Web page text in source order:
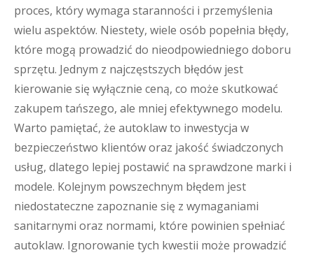
proces, który wymaga staranności i przemyślenia
wielu aspektów. Niestety, wiele osób popełnia błędy,
które mogą prowadzić do nieodpowiedniego doboru
sprzętu. Jednym z najczęstszych błędów jest
kierowanie się wyłącznie ceną, co może skutkować
zakupem tańszego, ale mniej efektywnego modelu.
Warto pamiętać, że autoklaw to inwestycja w
bezpieczeństwo klientów oraz jakość świadczonych
usług, dlatego lepiej postawić na sprawdzone marki i
modele. Kolejnym powszechnym błędem jest
niedostateczne zapoznanie się z wymaganiami
sanitarnymi oraz normami, które powinien spełniać
autoklaw. Ignorowanie tych kwestii może prowadzić